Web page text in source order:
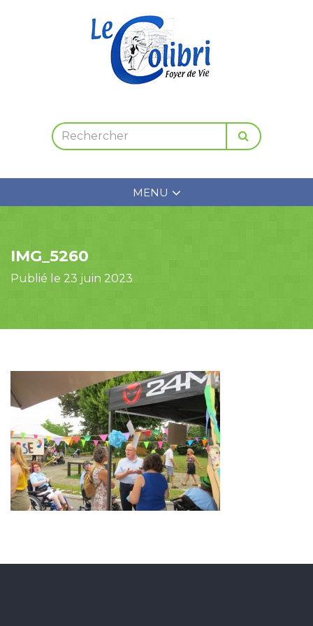
MENU
IMG_5260
Publié le 23 juin 2023